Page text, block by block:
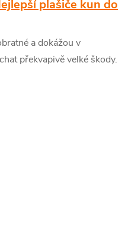
plašiče kun do
a dokážou v
překvapivě velké škody.